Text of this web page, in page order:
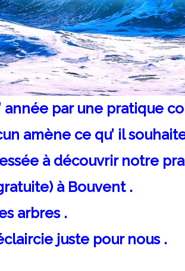
année par une pratique
amène ce qu’ il
à découvrir notre
à Bouvent .
arbres .
juste pour nous .